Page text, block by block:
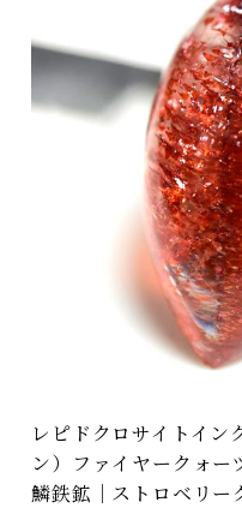
レピドクロサイトイ
ン）ファイヤークォー
鱗鉄鉱｜ストロベリー